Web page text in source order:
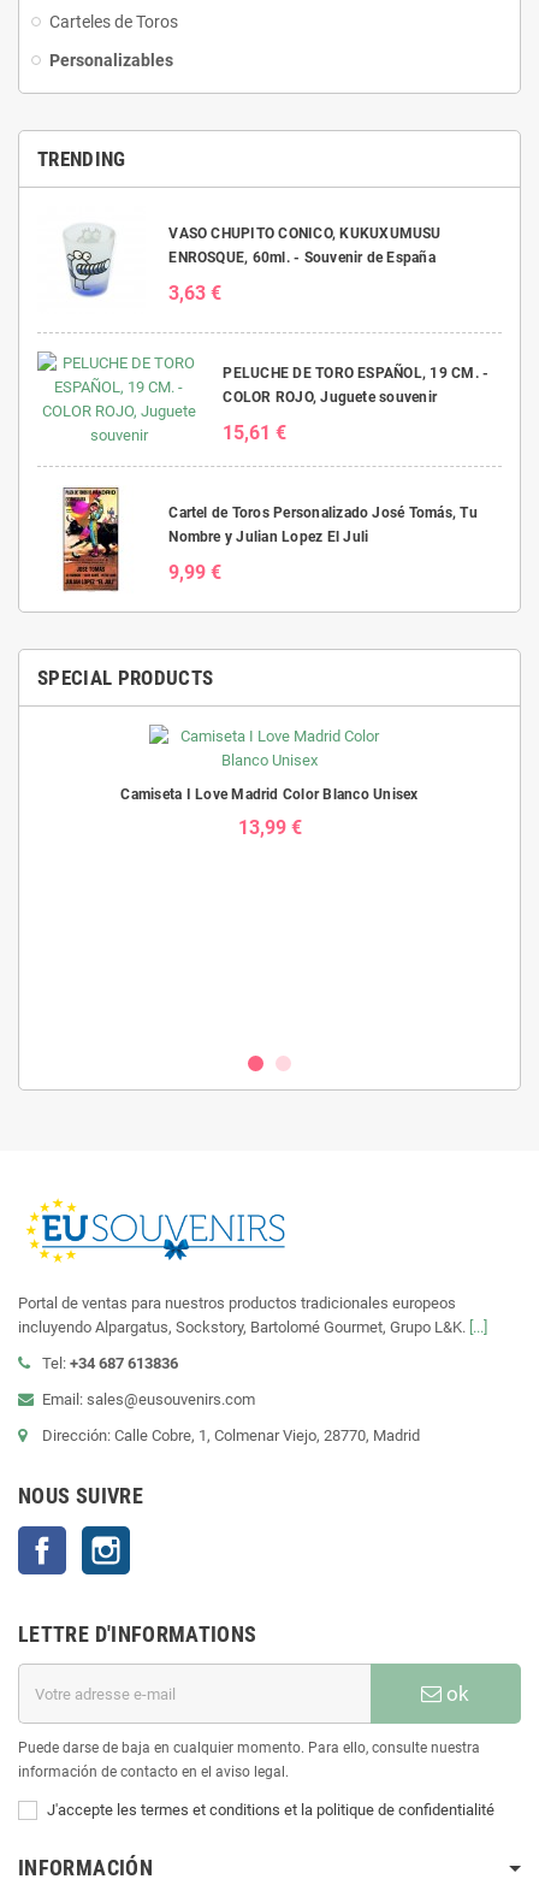
Carteles de Toros
Personalizables
TRENDING
VASO CHUPITO CONICO, KUKUXUMUSU
ENROSQUE, 60ml. - Souvenir de España
3,63 €
PELUCHE DE TORO ESPAÑOL, 19 CM. -
COLOR ROJO, Juguete souvenir
15,61 €
Cartel de Toros Personalizado José Tomás, Tu
Nombre y Julian Lopez El Juli
9,99 €
SPECIAL PRODUCTS
Camiseta I Love Madrid Color Blanco Unisex
13,99 €
Portal de ventas para nuestros productos tradicionales europeos
incluyendo Alpargatus, Sockstory, Bartolomé Gourmet, Grupo L&K. [...]
Tel: +34 687 613836
Email: sales@eusouvenirs.com
Dirección: Calle Cobre, 1, Colmenar Viejo, 28770, Madrid
NOUS SUIVRE
Facebook
LETTRE D'INFORMATIONS
ok
Puede darse de baja en cualquier momento. Para ello, consulte nuestra
información de contacto en el aviso legal.
J'accepte les termes et conditions et la politique de confidentialité
INFORMACIÓN